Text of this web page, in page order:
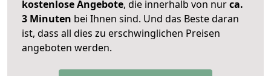
kostenlose Angebote, die innerhalb von nurca.
3 Minuten bei Ihnen sind. Und das Beste daran
ist, dass all dies zu erschwinglichen Preisen
angeboten werden.